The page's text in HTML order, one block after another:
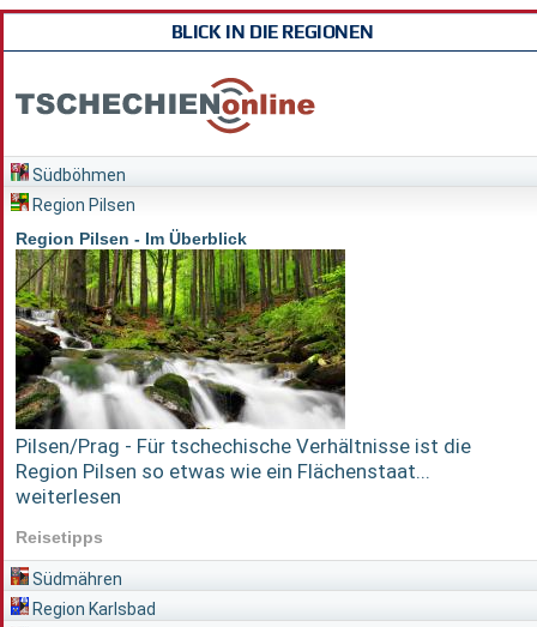
BLICK IN DIE REGIONEN
Südböhmen
Region Pilsen
Region Pilsen - Im Überblick
Pilsen/Prag - Für tschechische Verhältnisse ist die
Region Pilsen so etwas wie ein Flächenstaat...
weiterlesen
Reisetipps
Südmähren
Region Karlsbad